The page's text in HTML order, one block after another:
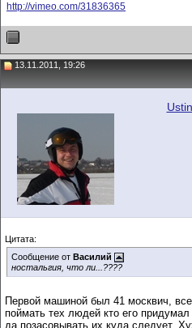
http://vimeo.com/31836365
13.11.2011, 19:26
Ustin
Цитата:
Сообщение от Василий
ностальгия, что ли...????
Первой машиной был 41 москвич,
поймать тех людей кто его
да позасовывать их куда следует.